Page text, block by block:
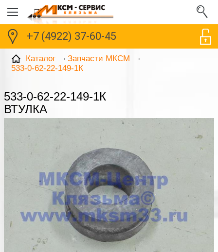
+7 (4922) 37-60-45
Каталог
Запчасти МКСМ
533-0-62-22-149-1К
533-0-62-22-149-1К
ВТУЛКА